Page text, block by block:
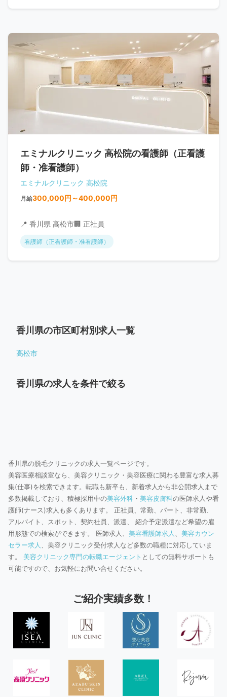
エミナルクリニック 高松院の看護師（正看護
師・准看護師）
エミナルクリニック 高松院
月給300,000円～400,000円
📍 香川県 高松市🏢 正社員
看護師（正看護師・准看護師）
香川県の市区町村別求人一覧
高松市
香川県の求人を条件で絞る
香川県の脱毛クリニックの求人一覧ページです。
美容医療相談室なら、美容クリニック・美容医療に関わる豊富な求人募
集(仕事)を検索できます。転職も新卒も、新着求人から非公開求人まで
多数掲載しており、積極採用中の美容外科 ・ 美容皮膚科の医師求人や看
護師(ナース)求人も多くあります。 正社員、常勤、パート、非常勤、
アルバイト、スポット、契約社員、派遣、 紹介予定派遣など希望の雇
用形態での検索ができます。 医師求人、 美容看護師求人
美容カウン
セラー求人
、美容クリニック受付求人など多数の職種に対応していま
す。 美容クリニック専門の転職エージェント としての無料サポートも
可能ですので、お気軽にお問い合せください。
ご紹介実績多数！